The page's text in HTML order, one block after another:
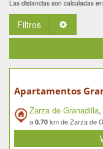
Las distancias son calculadas
Filtros
Apartamentos
Zarza de Granadilla,
a 0.70 km de Zarza de